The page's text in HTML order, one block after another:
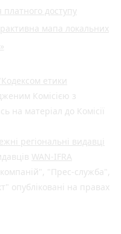
доступу
мапа локальних
етики
Комісією з
на матеріал до Комісії
регіональні видавці
WAN-IFRA
"Прес-служба",
опубліковані на правах